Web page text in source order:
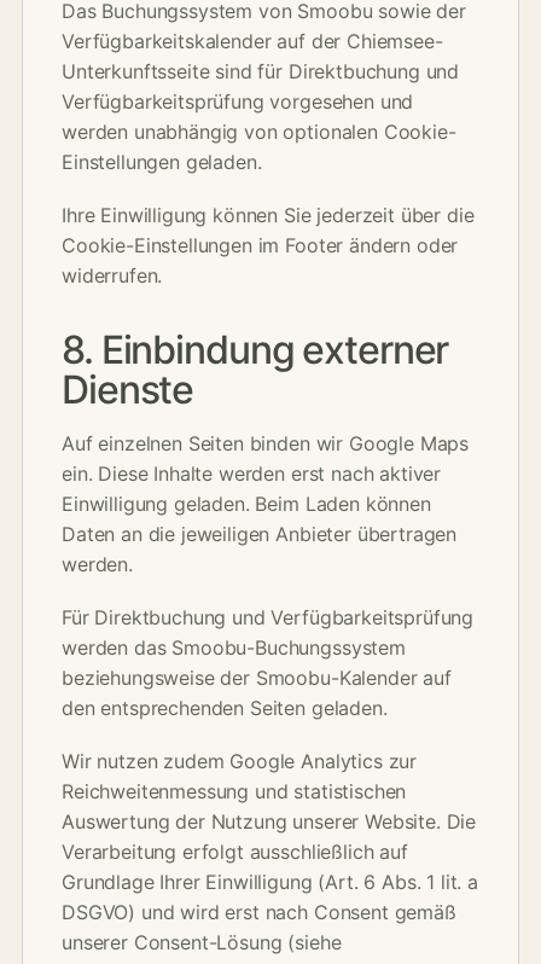
Das Buchungssystem von Smoobu sowie der
Verfügbarkeitskalender auf der Chiemsee-
Unterkunftsseite sind für Direktbuchung und
Verfügbarkeitsprüfung vorgesehen und
werden unabhängig von optionalen Cookie-
Einstellungen geladen.
Ihre Einwilligung können Sie jederzeit über die
Cookie-Einstellungen im Footer ändern oder
widerrufen.
8. Einbindung externer
Dienste
Auf einzelnen Seiten binden wir Google Maps
ein. Diese Inhalte werden erst nach aktiver
Einwilligung geladen. Beim Laden können
Daten an die jeweiligen Anbieter übertragen
werden.
Für Direktbuchung und Verfügbarkeitsprüfung
werden das Smoobu-Buchungssystem
beziehungsweise der Smoobu-Kalender auf
den entsprechenden Seiten geladen.
Wir nutzen zudem Google Analytics zur
Reichweitenmessung und statistischen
Auswertung der Nutzung unserer Website. Die
Verarbeitung erfolgt ausschließlich auf
Grundlage Ihrer Einwilligung (Art. 6 Abs. 1 lit. a
DSGVO) und wird erst nach Consent gemäß
unserer Consent-Lösung (siehe